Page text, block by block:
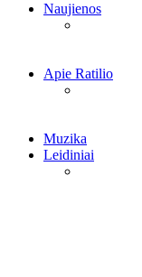
Naujienos
Apie Ratilio
Muzika
Leidiniai